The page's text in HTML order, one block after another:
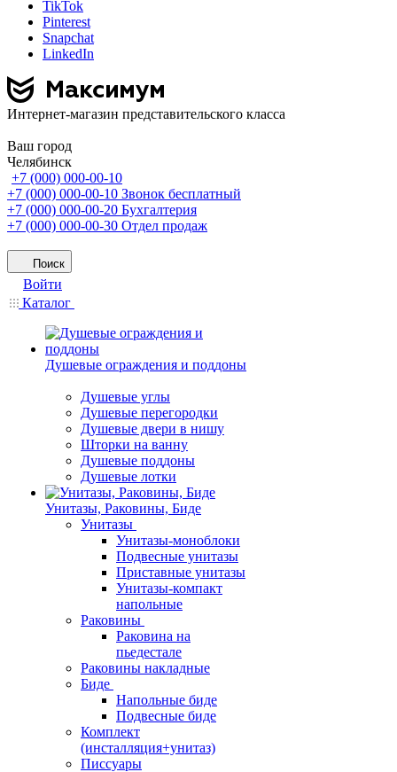
TikTok
Pinterest
Snapchat
LinkedIn
Интернет-магазин представительского класса
Ваш город
Челябинск
+7 (000) 000-00-10
+7 (000) 000-00-10 Звонок бесплатный
+7 (000) 000-00-20 Бухгалтерия
+7 (000) 000-00-30 Отдел продаж
Поиск
Войти
Каталог
Душевые ограждения и поддоны
Душевые углы
Душевые перегородки
Душевые двери в нишу
Шторки на ванну
Душевые поддоны
Душевые лотки
Унитазы, Раковины, Биде
Унитазы
Унитазы-моноблоки
Подвесные унитазы
Приставные унитазы
Унитазы-компакт
напольные
Раковины
Раковина на
пьедестале
Раковины накладные
Биде
Напольные биде
Подвесные биде
Комплект
(инсталляция+унитаз)
Писсуары